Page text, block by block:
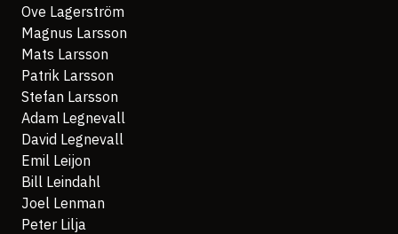
Ove Lagerström
Magnus Larsson
Mats Larsson
Patrik Larsson
Stefan Larsson
Adam Legnevall
David Legnevall
Emil Leijon
Bill Leindahl
Joel Lenman
Peter Lilja